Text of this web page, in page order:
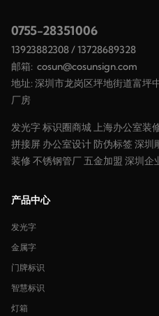
0755-28351006
13923882308/13728689328
邮箱: cosun@cosunsign.com
地址: 深圳市龙岗区坪地街道富坪
厂房
发光字标识圈商城上海办公室装
拼接屏 办公室设计 防伪标签 深圳
装修 不锈钢管厂 五金加盟 深圳企
产品中心
发光字
金属字
门牌标识
智慧标识
灯箱